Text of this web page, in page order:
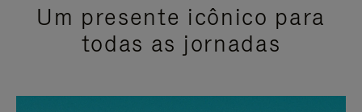
Um presente icônico para
todas as jornadas